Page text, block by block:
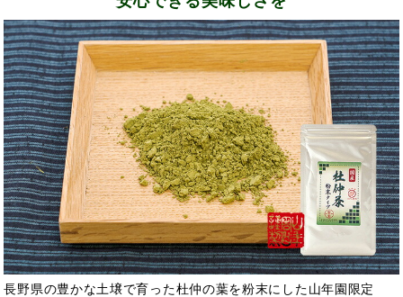
長野県の豊かな土壌で育った杜仲の葉を粉末にした山年園限定